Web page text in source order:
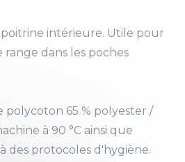
intérieure. Utile pour
dans les poches
polycoton 65 % polyester /
à 90 °C ainsi que
des protocoles d'hygiène.